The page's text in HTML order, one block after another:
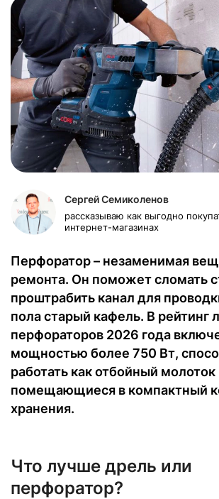
Сергей Семиколенов
рассказываю как выгодно
интернет-магазинах
Перфоратор – незаменимая
ремонта. Он поможет сломать
проштрабить канал для
пола старый кафель. В рейтинг
перфораторов 2026 года
мощностью более 750 Вт,
работать как отбойный молоток
помещающиеся в компактный
хранения.
Что лучше дрель или
перфоратор?